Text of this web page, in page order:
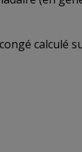
calculé